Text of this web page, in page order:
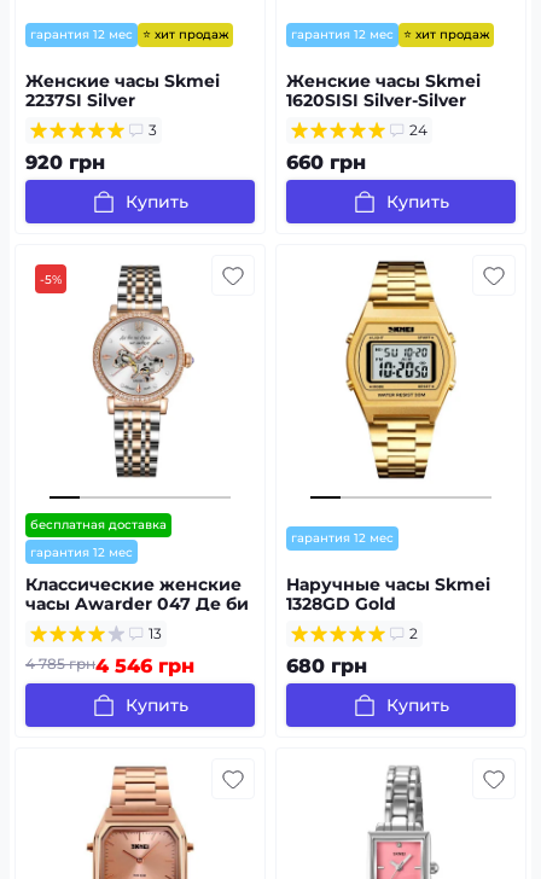
гарантия 12 мес ⭐ хит продаж
Женские часы Skmei
2237SI Silver
3
920 грн
Купить
гарантия 12 мес ⭐ хит продаж
Женские часы Skmei
1620SISI Silver-Silver
24
660 грн
Купить
-5%
бесплатная доставка
гарантия 12 мес
Классические женские
часы Awarder 047 Де би
не була
13
4 785 грн4 546 грн
Купить
гарантия 12 мес
Наручные часы Skmei
1328GD Gold
2
680 грн
Купить